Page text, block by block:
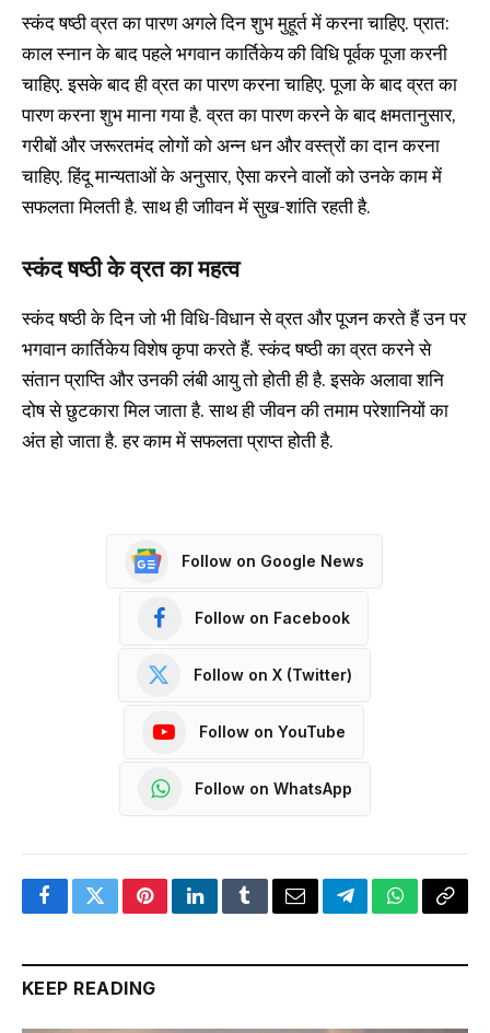
स्कंद षष्ठी व्रत का पारण अगले दिन शुभ मुहूर्त में करना चाहिए. प्रात:
काल स्नान के बाद पहले भगवान कार्तिकेय की विधि पूर्वक पूजा करनी
चाहिए. इसके बाद ही व्रत का पारण करना चाहिए. पूजा के बाद व्रत का
पारण करना शुभ माना गया है. व्रत का पारण करने के बाद क्षमतानुसार,
गरीबों और जरूरतमंद लोगों को अन्न धन और वस्त्रों का दान करना
चाहिए. हिंदू मान्यताओं के अनुसार, ऐसा करने वालों को उनके काम में
सफलता मिलती है. साथ ही जाीवन में सुख-शांति रहती है.
स्कंद षष्ठी के व्रत का महत्व
स्कंद षष्ठी के दिन जो भी विधि-विधान से व्रत और पूजन करते हैं उन पर
भगवान कार्तिकेय विशेष कृपा करते हैं. स्कंद षष्ठी का व्रत करने से
संतान प्राप्ति और उनकी लंबी आयु तो होती ही है. इसके अलावा शनि
दोष से छुटकारा मिल जाता है. साथ ही जीवन की तमाम परेशानियों का
अंत हो जाता है. हर काम में सफलता प्राप्त होती है.
Follow on Google News
Follow on Facebook
Follow on X (Twitter)
Follow on YouTube
Follow on WhatsApp
FacebookTwitterPinterestLinkedInTumblrEmailTelegramWhatsApp
Copy
KEEP READING